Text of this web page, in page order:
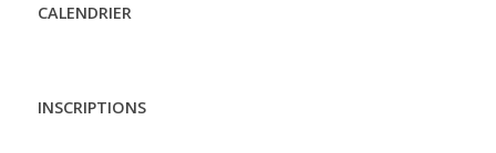
CALENDRIER
INSCRIPTIONS